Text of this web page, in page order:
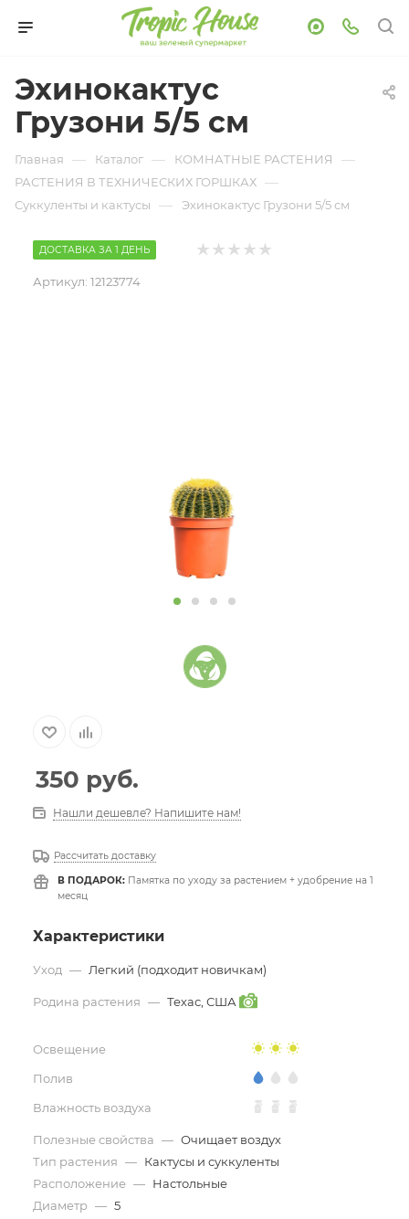
Эхинокактус
Грузони 5/5 см
Главная — Каталог — КОМНАТНЫЕ РАСТЕНИЯ —
РАСТЕНИЯ В ТЕХНИЧЕСКИХ ГОРШКАХ —
Суккуленты и кактусы — Эхинокактус Грузони 5/5 см
ДОСТАВКА ЗА 1 ДЕНЬ
Артикул: 12123774
350 руб.
Нашли дешевле? Напишите нам!
Рассчитать доставку
В ПОДАРОК: Памятка по уходу за растением + удобрение на 1
месяц
Характеристики
Уход — Легкий (подходит новичкам)
Родина растения — Техас, США
Освещение
Полив
Влажность воздуха
Полезные свойства — Очищает воздух
Тип растения — Кактусы и суккуленты
Расположение — Настольные
Диаметр — 5